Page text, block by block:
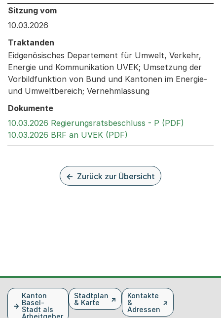
Behandelt an den folgenden Sitzungen: Informationen
Sitzung vom
10.03.2026
Traktanden
Eidgenösisches Departement für Umwelt, Verkehr,
Energie und Kommunikation UVEK; Umsetzung der
Vorbildfunktion von Bund und Kantonen im Energie-
und Umweltbereich; Vernehmlassung
Dokumente
10.03.2026 Regierungsratsbeschluss - P (PDF)
10.03.2026 BRF an UVEK (PDF)
Zurück zur Übersicht
FusszeileKanton
Basel-
Stadt als
Arbeitgeber
Stadtplan
& Karte
Kontakte
&
Adressen